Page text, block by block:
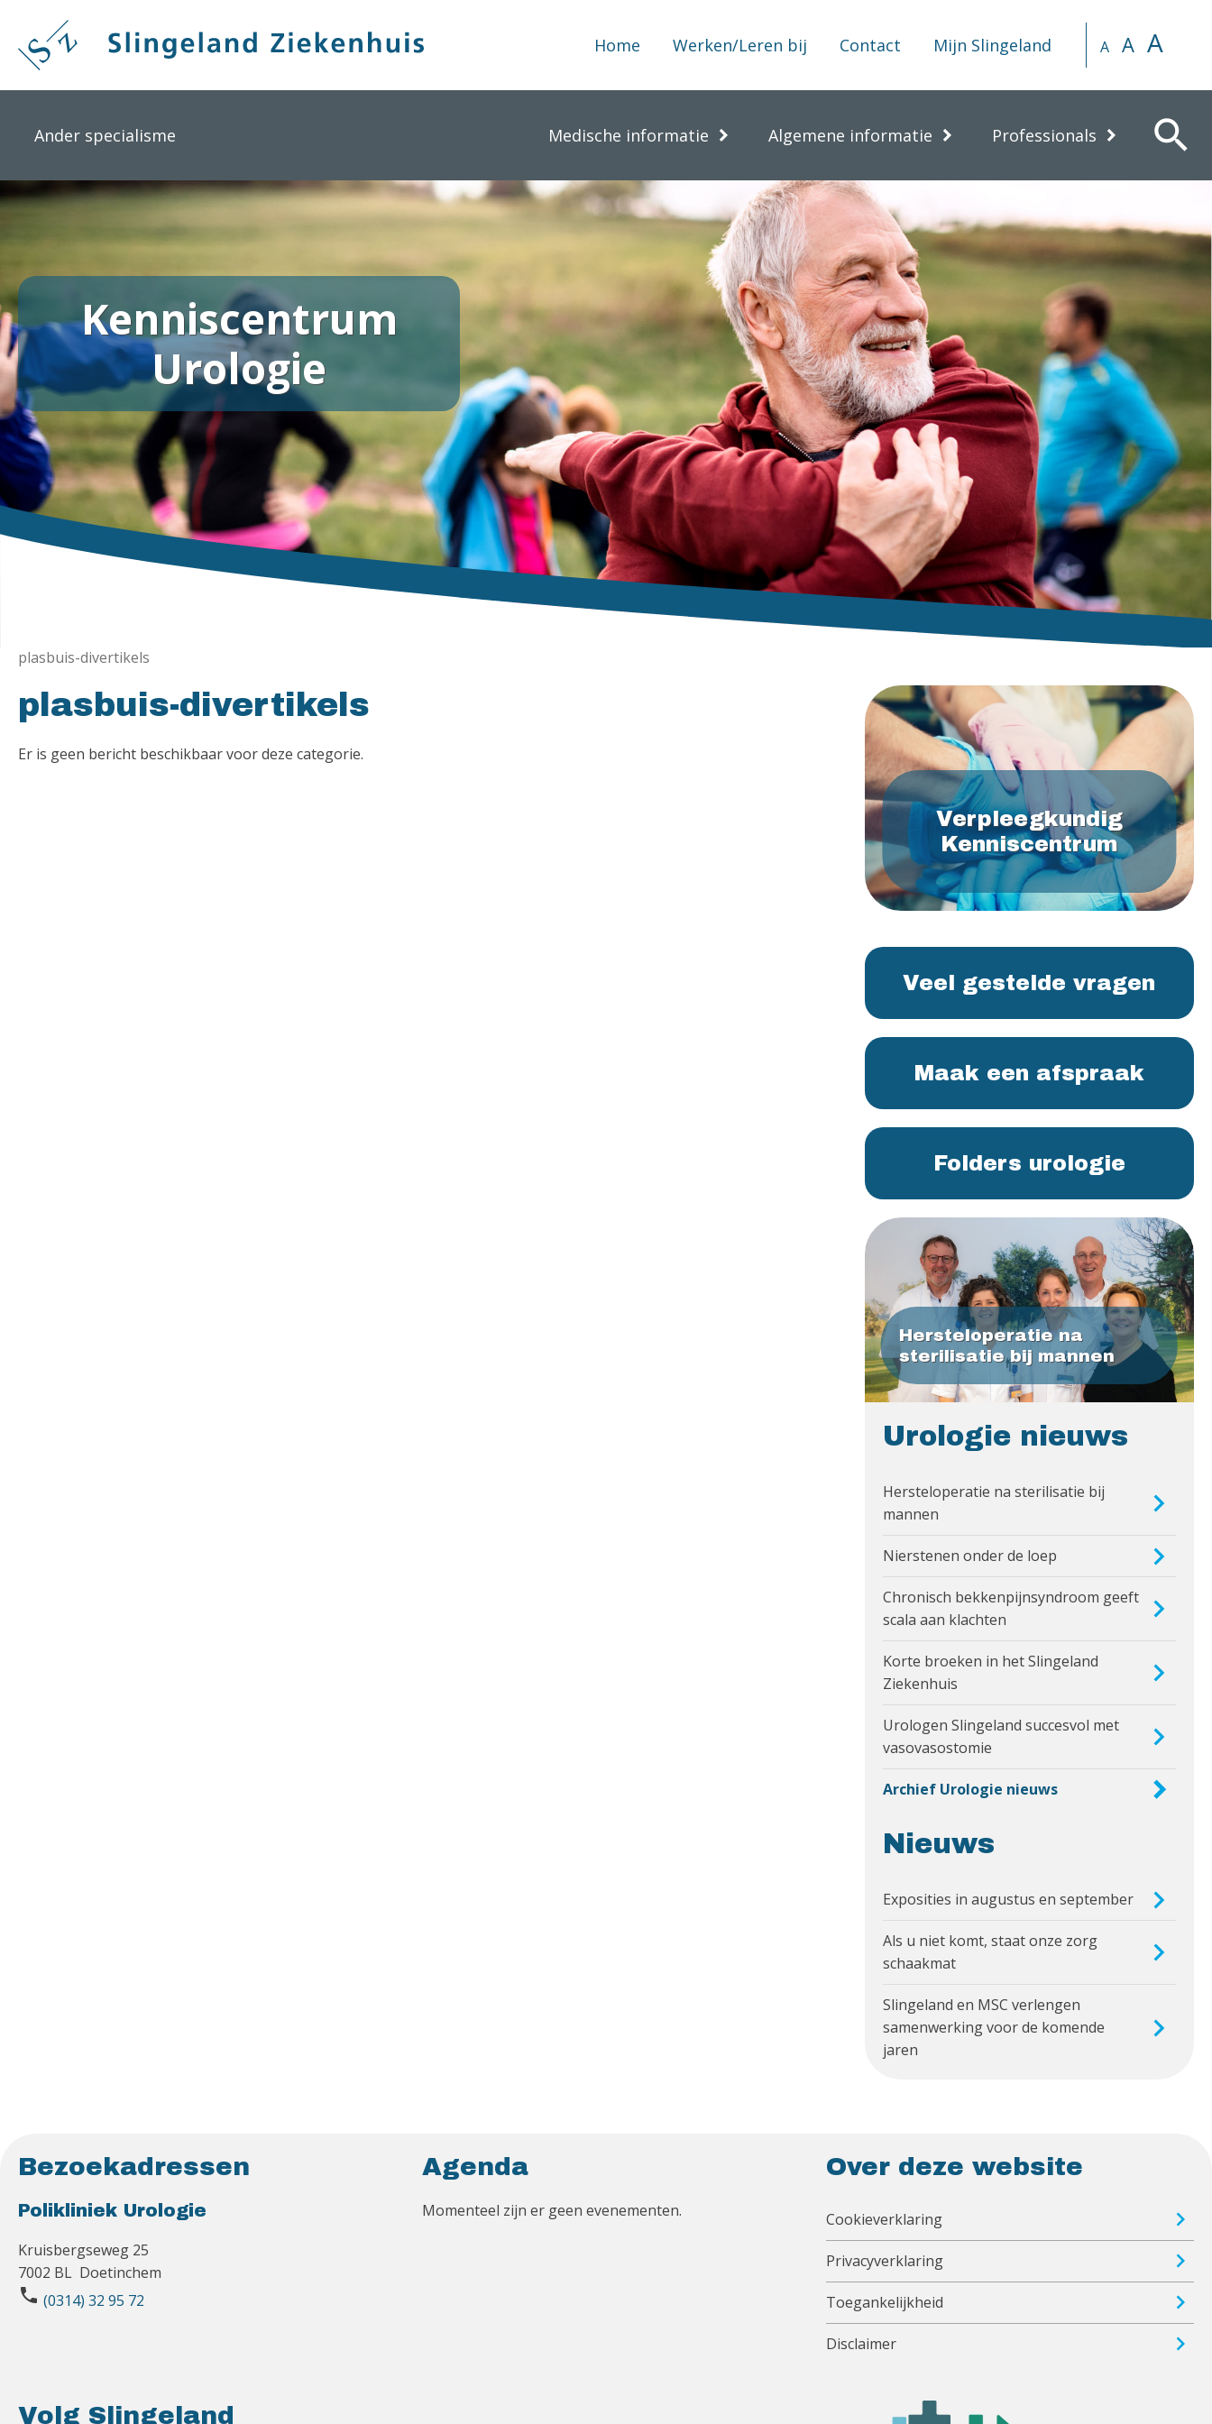
naar
Home Werken/Leren bij Contact Mijn Slingeland A A A
Ander specialisme Medische informatie Algemene informatie Professionals search
Kenniscentrum
Urologie
plasbuis-divertikels
plasbuis-divertikels
Er is geen bericht beschikbaar voor deze categorie.
Verpleegkundig
Kenniscentrum
Veel gestelde vragen
Maak een afspraak
Folders urologie
Hersteloperatie na
sterilisatie bij mannen
Urologie nieuws
Hersteloperatie na sterilisatie bij
mannen
Nierstenen onder de loep
Chronisch bekkenpijnsyndroom geeft
scala aan klachten
Korte broeken in het Slingeland
Ziekenhuis
Urologen Slingeland succesvol met
vasovasostomie
Archief Urologie nieuws
Nieuws
Exposities in augustus en september
Als u niet komt, staat onze zorg
schaakmat
Slingeland en MSC verlengen
samenwerking voor de komende
jaren
Bezoekadressen
Polikliniek Urologie
Kruisbergseweg 25
7002 BL Doetinchem
phone (0314) 32 95 72
Volg Slingeland
Agenda
Momenteel zijn er geen evenementen.
Over deze website
Cookieverklaring
Privacyverklaring
Toegankelijkheid
Disclaimer